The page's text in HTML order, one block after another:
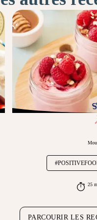
25
PARCOURIR LES